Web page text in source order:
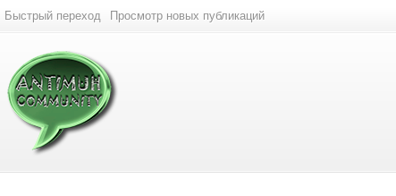
Быстрый переход Просмотр новых публикаций